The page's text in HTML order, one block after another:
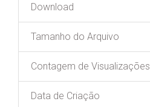
Download
Tamanho do Arquivo
Contagem de Visualizações
Data de Criação